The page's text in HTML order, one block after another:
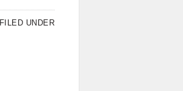
FILED UNDER: